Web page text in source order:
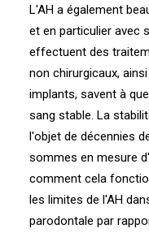
L'AH a également
et en particulier avec
effectuent des
non chirurgicaux,
implants, savent à
sang stable. La
l'objet de décennies
sommes en mesure
comment cela
les limites de l'AH
parodontale par